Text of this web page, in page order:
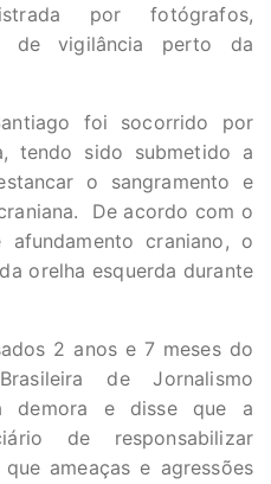
por fotógrafos,
de vigilância perto da
foi socorrido por
tendo sido submetido a
o sangramento e
De acordo com o
craniano, o
orelha esquerda durante
2 anos e 7 meses do
de Jornalismo
demora e disse que a
de responsabilizar
ameaças e agressões